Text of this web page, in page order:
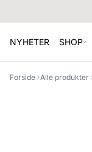
NYHETER SHOP
Forside Alle produkter